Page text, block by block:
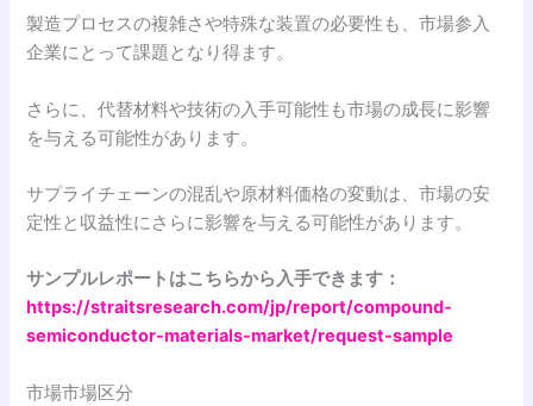
製造プロセスの複雑さや特殊な装置の必要性も、市場参入
企業にとって課題となり得ます。
さらに、代替材料や技術の入手可能性も市場の成長に影響
を与える可能性があります。
サプライチェーンの混乱や原材料価格の変動は、市場の安
定性と収益性にさらに影響を与える可能性があります。
サンプルレポートはこちらから入手できます：
https://straitsresearch.com/jp/report/compound-
semiconductor-materials-market/request-sample
市場市場区分